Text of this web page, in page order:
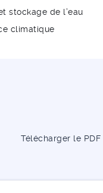
stockage de l’eau
climatique
Télécharger le PDF